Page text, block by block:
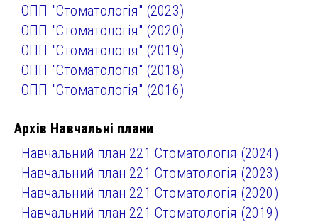
ОПП "Стоматологія" (2023)
ОПП "Стоматологія" (2020)
ОПП "Стоматологія" (2019)
ОПП "Стоматологія" (2018)
ОПП "Стоматологія" (2016)
Архів Навчальні плани
Навчальний план 221 Стоматологія (2024)
Навчальний план 221 Стоматологія (2023)
Навчальний план 221 Стоматологія (2020)
Навчальний план 221 Стоматологія (2019)